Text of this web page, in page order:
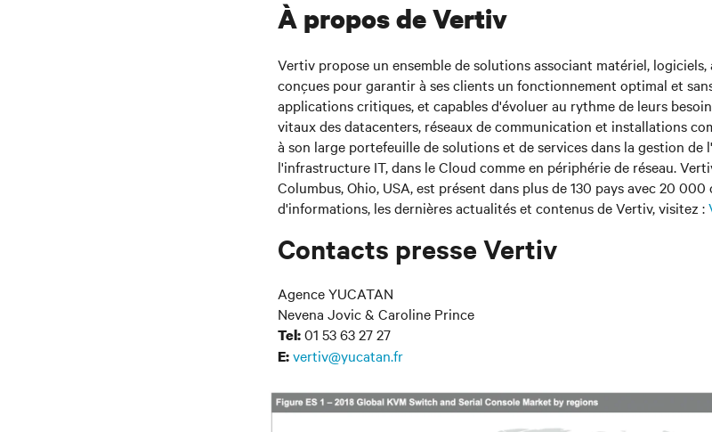
À propos de Vertiv
Vertiv propose un ensemble de solutions associant matériel,
conçues pour garantir à ses clients un fonctionnement optimal et
applications critiques, et capables d'évoluer au rythme de leurs
vitaux des datacenters, réseaux de communication et installations
à son large portefeuille de solutions et de services dans la gestion de
l'infrastructure IT, dans le Cloud comme en périphérie de réseau.
Columbus, Ohio, USA, est présent dans plus de 130 pays avec 20
d'informations, les dernières actualités et contenus de Vertiv, visitez :
Contacts presse Vertiv
Agence YUCATAN
Nevena Jovic & Caroline Prince
Tel:01 53 63 27 27
E:vertiv@yucatan.fr